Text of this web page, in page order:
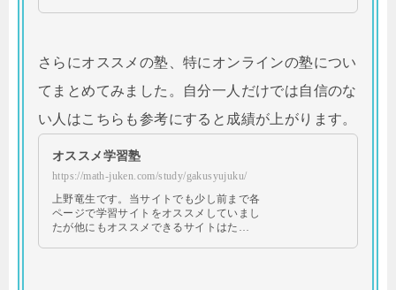
さらにオススメの塾、特にオンラインの塾につい
てまとめてみました。自分一人だけでは自信のな
い人はこちらも参考にすると成績が上がります。
オススメ学習塾
https://math-juken.com/study/gakusyujuku/
上野竜生です。当サイトでも少し前まで各
ページで学習サイトをオススメしていまし
たが他にもオススメできるサイトはた…